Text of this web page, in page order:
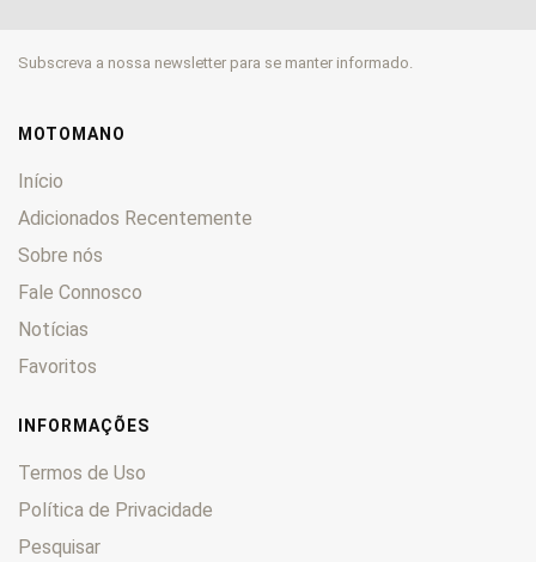
907 0
944 0
998
999 0
1000
1098 0
1198
1199 Panigale
Desert X 0
GT 0
Hypermotard 0
Hyperstrada
Subscreva a nossa newsletter para se manter informado.
MOTOMANO
Início
Adicionados Recentemente
Sobre nós
Fale Connosco
Notícias
Favoritos
INFORMAÇÕES
Termos de Uso
Política de Privacidade
Pesquisar